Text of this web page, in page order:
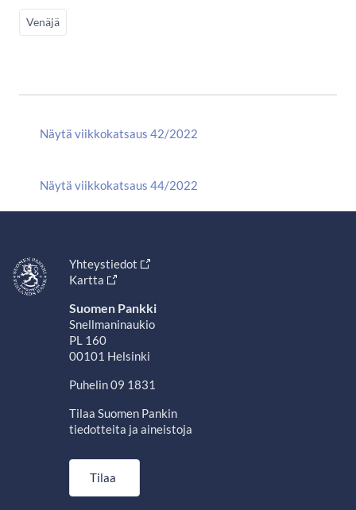
Venäjä
Näytä viikkokatsaus 42/2022
Näytä viikkokatsaus 44/2022
Yhteystiedot
Kartta
Suomen Pankki
Snellmaninaukio
PL 160
00101 Helsinki
Puhelin 09 1831
Tilaa Suomen Pankin
tiedotteita ja aineistoja
Tilaa